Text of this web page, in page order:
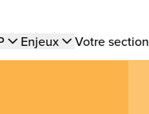
Enjeux Votre